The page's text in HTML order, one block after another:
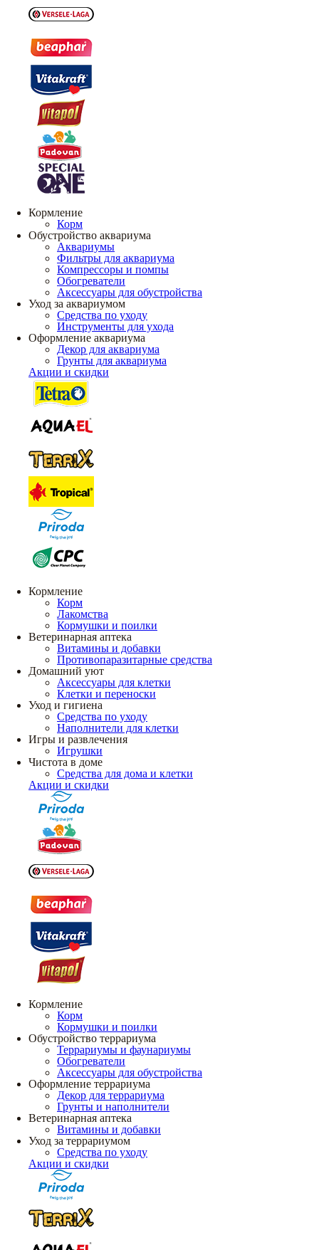
Кормление
Корм
Обустройство аквариума
Аквариумы
Фильтры для аквариума
Компрессоры и помпы
Обогреватели
Аксессуары для обустройства
Уход за аквариумом
Средства по уходу
Инструменты для ухода
Оформление аквариума
Декор для аквариума
Грунты для аквариума
Акции и скидки
Кормление
Корм
Лакомства
Кормушки и поилки
Ветеринарная аптека
Витамины и добавки
Противопаразитарные средства
Домашний уют
Аксессуары для клетки
Клетки и переноски
Уход и гигиена
Средства по уходу
Наполнители для клетки
Игры и развлечения
Игрушки
Чистота в доме
Средства для дома и клетки
Акции и скидки
Кормление
Корм
Кормушки и поилки
Обустройство террариума
Террариумы и фаунариумы
Обогреватели
Аксессуары для обустройства
Оформление террариума
Декор для террариума
Грунты и наполнители
Ветеринарная аптека
Витамины и добавки
Уход за террариумом
Средства по уходу
Акции и скидки